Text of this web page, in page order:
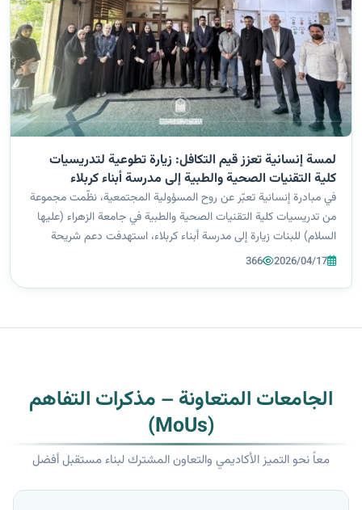
لمسة إنسانية تعزز قيم التكافل: زيارة تطوعية لتدريسيات
كلية التقنيات الصحية والطبية إلى مدرسة أبناء كربلاء
في مبادرة إنسانية تعبّر عن روح المسؤولية المجتمعية، نظّمت مجموعة
من تدريسيات كلية التقنيات الصحية والطبية في جامعة الزهراء (عليها
السلام) للبنات زيارة إلى مدرسة أبناء كربلاء، استهدفت دعم شريحة
الأيتام والمتعففين والوقوف على احتياجاتهم النفسية والمعنوية.
2026/04/17
366
الجامعات المتعاونة – مذكرات التفاهم
(MoUs)
معاً نحو التميز الأكاديمي والتعاون المشترك لبناء مستقبل أفضل